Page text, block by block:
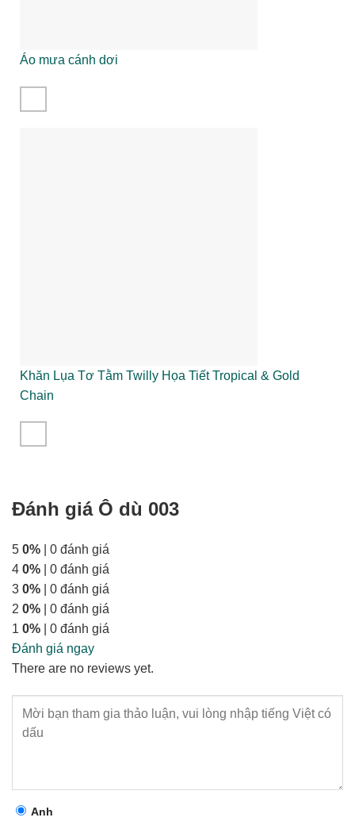
Áo mưa cánh dơi
Khăn Lụa Tơ Tằm Twilly Họa Tiết Tropical & Gold
Chain
Đánh giá Ô dù 003
5 0% | 0 đánh giá
4 0% | 0 đánh giá
3 0% | 0 đánh giá
2 0% | 0 đánh giá
1 0% | 0 đánh giá
Đánh giá ngay
There are no reviews yet.
Anh